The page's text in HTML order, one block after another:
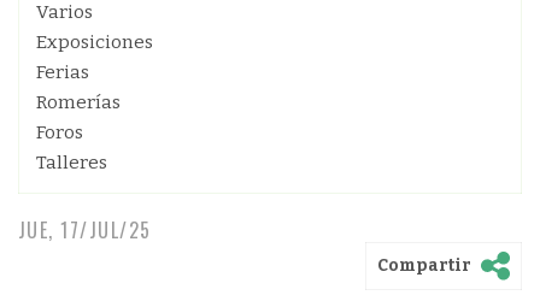
Varios
Exposiciones
Ferias
Romerías
Foros
Talleres
JUE, 17/JUL/25
Compartir